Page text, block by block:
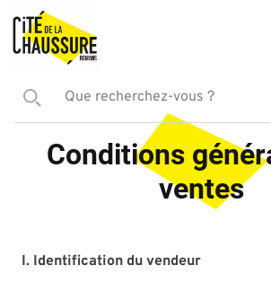
Conditions
ventes
I. Identification du vendeur